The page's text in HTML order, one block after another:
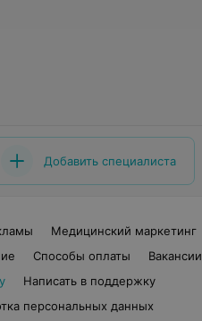
Добавить специалиста
Медицинский маркетинг
Способы оплаты
Вакансии
Написать в поддержку
персональных данных